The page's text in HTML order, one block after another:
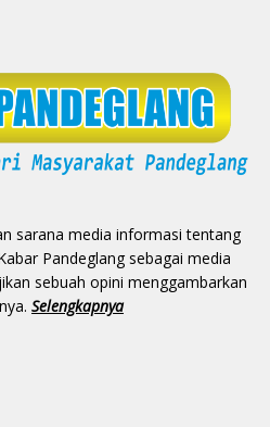
sarana media informasi tentang
Pandeglang sebagai media
sebuah opini menggambarkan
Selengkapnya